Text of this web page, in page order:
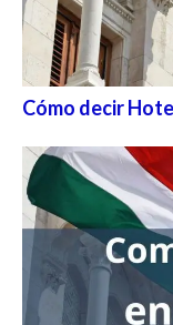
Cómo decir